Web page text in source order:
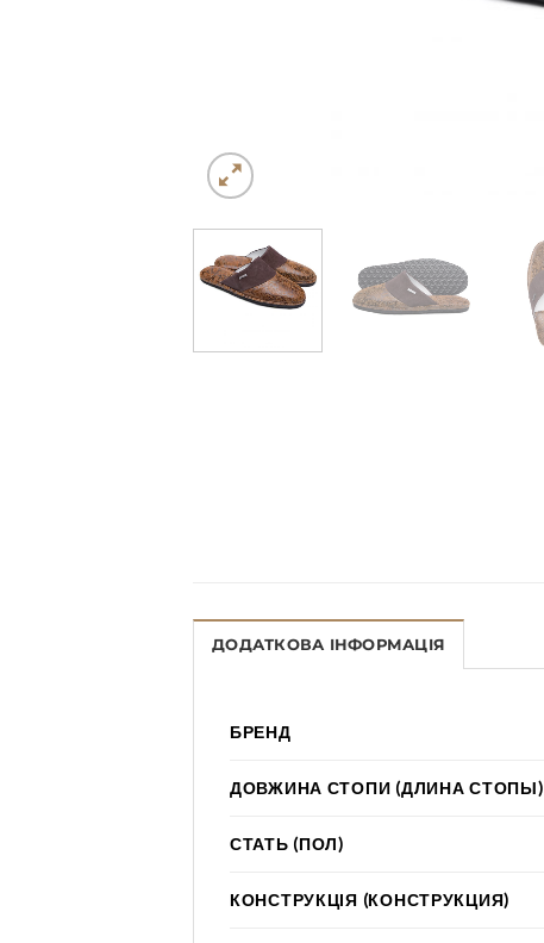
ДОДАТКОВА ІНФОРМАЦІЯ
БРЕНД
ДОВЖИНА СТОПИ (ДЛИНА СТОПЫ)
СТАТЬ (ПОЛ)
КОНСТРУКЦІЯ (КОНСТРУКЦИЯ)